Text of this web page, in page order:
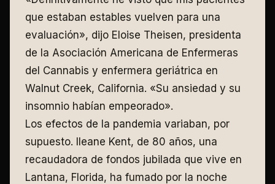
que estaban estables vuelven para una
evaluación», dijo Eloise Theisen, presidenta
de la Asociación Americana de Enfermeras
del Cannabis y enfermera geriátrica en
Walnut Creek, California. «Su ansiedad y su
insomnio habían empeorado».
Los efectos de la pandemia variaban, por
supuesto. Ileane Kent, de 80 años, una
recaudadora de fondos jubilada que vive en
Lantana, Florida, ha fumado por la noche